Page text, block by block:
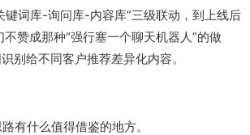
词库-询问库-内容库”三级联动，到上线后
赞成那种“强行塞一个聊天机器人”的做
给不同客户推荐差异化内容。
有什么值得借鉴的地方。